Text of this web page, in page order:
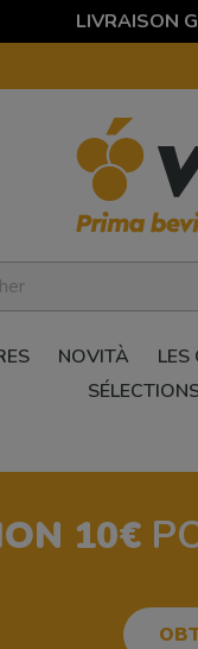
LIVRAISON
NOVITÀ LES
10€